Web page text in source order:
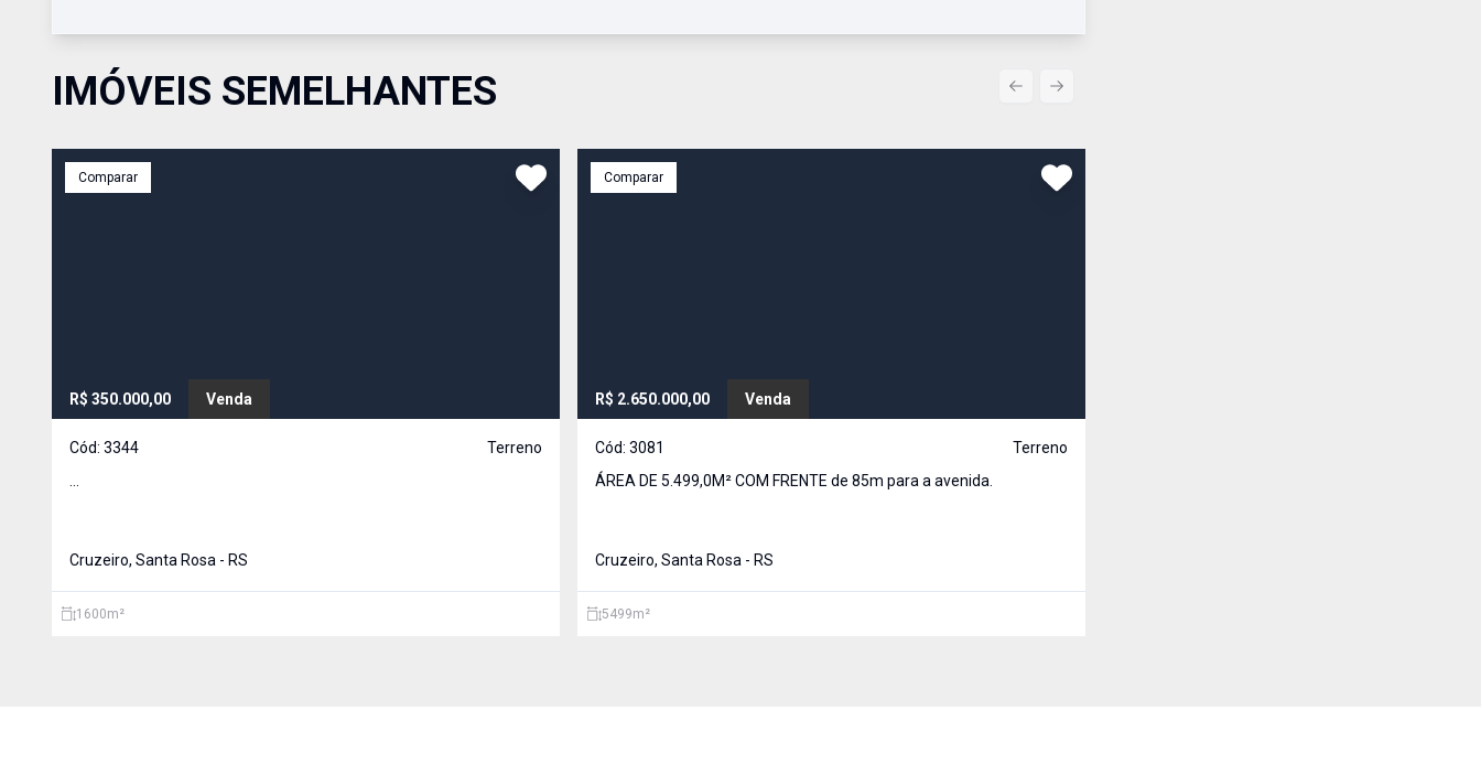
IMÓVEIS SEMELHANTES
Comparar
R$ 350.000,00 Venda
Cód: 3344
Terreno
Cruzeiro, Santa Rosa - RS
1600m²
Comparar
R$ 2.650.000,00 Venda
Cód: 3081
Terreno
ÁREA DE 5.499,0M² COM FRENTE de 85m para a avenida.
Cruzeiro, Santa Rosa - RS
5499m²
Previous slide
Next slide